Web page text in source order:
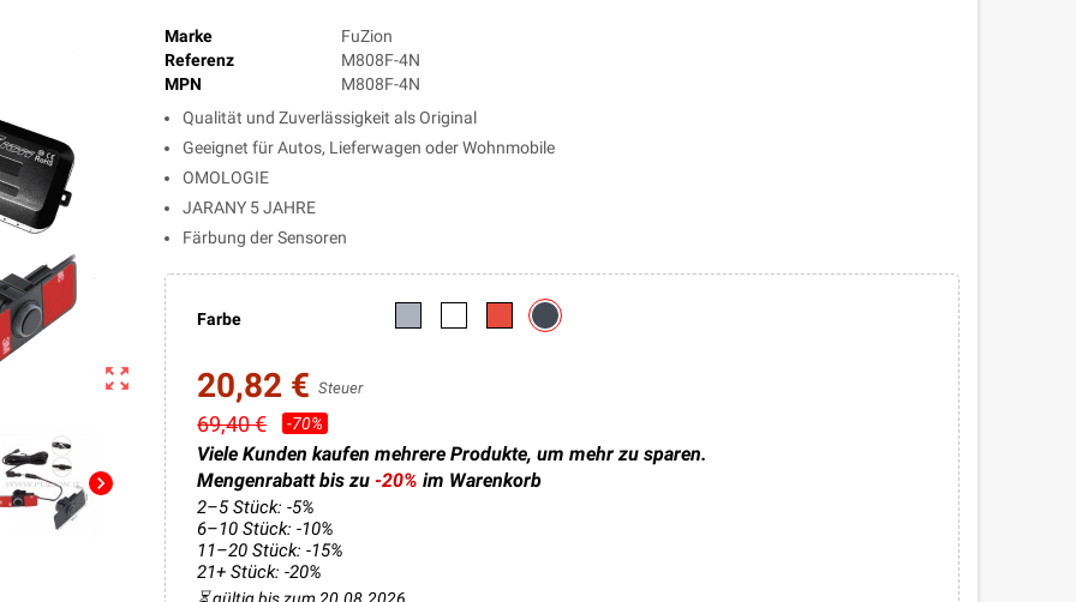
zoom_out_map
chevron_right
Marke
FuZion
Referenz
M808F-4N
MPN
M808F-4N
Qualität und Zuverlässigkeit als Original
Geeignet für Autos, Lieferwagen oder Wohnmobile
OMOLOGIE
JARANY 5 JAHRE
Färbung der Sensoren
Farbe
20,82 € Steuer
69,40 € -70%
Viele Kunden kaufen mehrere Produkte, um mehr zu sparen.
Mengenrabatt bis zu -20% im Warenkorb
2–5 Stück: -5%
6–10 Stück: -10%
11–20 Stück: -15%
21+ Stück: -20%